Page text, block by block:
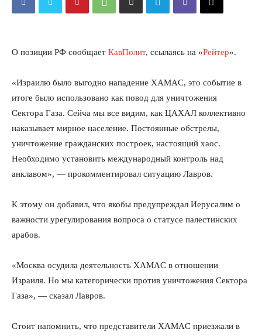
О позиции РФ сообщает КавПолит, ссылаясь на «Рейтер».
«Израилю было выгодно нападение XAMAC, это событие в
итоге было использовано как повод для уничтожения
Сектора Газа. Сейча мы все видим, как ЦАХАЛ коллективно
наказывает мирное население. Постоянные обстрелы,
уничтожение гражданских построек, настоящий хаос.
Необходимо установить международный контроль над
анклавом», — прокомментировал ситуацию Лавров.
К этому он добавил, что якобы предупреждал Иерусалим о
важности урегулирования вопроса о статусе палестинских
арабов.
«Москва осудила деятельность XAMAC в отношении
Израиля. Но мы категорически против уничтожения Сектора
Газа», — сказал Лавров.
Стоит напомнить, что представители XAMAC приезжали в